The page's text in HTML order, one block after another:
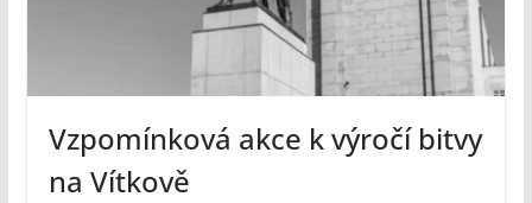
Vzpomínková akce k výročí bitvy
na Vítkově